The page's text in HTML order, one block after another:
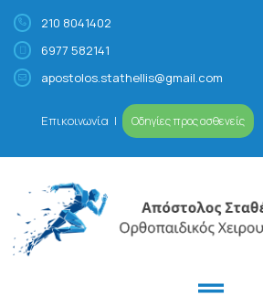
210 8041402
6977 582141
apostolos.stathellis@gmail.com
Επικοινωνία | Οδηγίες προς ασθενείς
Ορθοπαιδικός Χειρουργός –
ΙΑΤΡΕΊΟ
ΠΡΟΦΊΛ
ΚΑΚΏΣΕΙΣ
ΕΙΔΙΚΕΎΣΕΙΣ
VIDEOS/MEDIA